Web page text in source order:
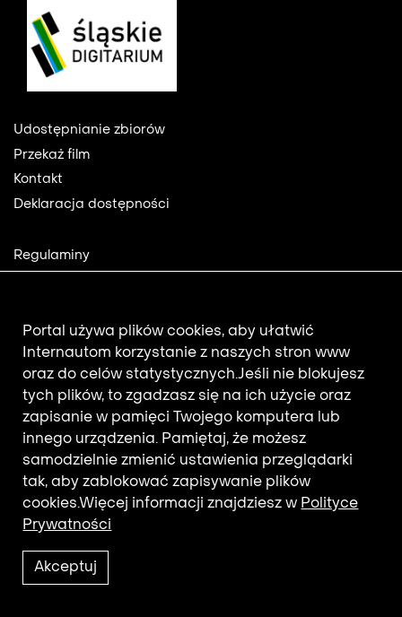
Footer
Udostępnianie zbiorów
Przekaż film
Kontakt
Deklaracja dostępności
Footer
2
Regulaminy
Aktualności
Newsletter
Adres e-mail subskrybenta.
Otrzymuj nowości z filmotekaslaska.com
Portal używa plików cookies, aby ułatwić
Internautom korzystanie z naszych stron www
oraz do celów statystycznych.Jeśli nie blokujesz
tych plików, to zgadzasz się na ich użycie oraz
zapisanie w pamięci Twojego komputera lub
innego urządzenia. Pamiętaj, że możesz
samodzielnie zmienić ustawienia przeglądarki
tak, aby zablokować zapisywanie plików
cookies.Więcej informacji znajdziesz w Polityce
Prywatności
Akceptuj